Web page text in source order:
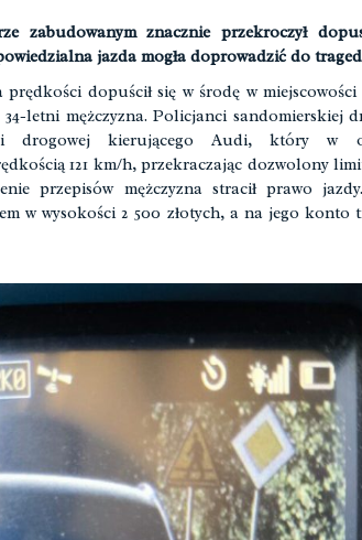
zabudowanym znacznie przekroczył
jazda mogła doprowadzić do
dopuścił się w środę w miejscowości
letni mężczyzna. Policjanci sandomierskiej
drogowej kierującego Audi, który w
121 km/h, przekraczając dozwolony
przepisów mężczyzna stracił prawo
w wysokości 2 500 złotych, a na jego konto